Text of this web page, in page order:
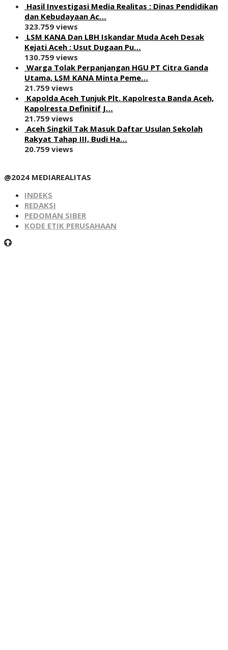
Hasil Investigasi Media Realitas : ‎Dinas Pendidikan
dan Kebudayaan Ac…
323.759 views
LSM KANA Dan LBH Iskandar Muda Aceh Desak
Kejati Aceh : Usut Dugaan Pu…
130.759 views
Warga Tolak Perpanjangan HGU PT Citra Ganda
Utama, LSM KANA Minta Peme…
21.759 views
Kapolda Aceh Tunjuk Plt. Kapolresta Banda Aceh,
Kapolresta Definitif J…
21.759 views
Aceh Singkil Tak Masuk Daftar Usulan Sekolah
Rakyat Tahap III, Budi Ha…
20.759 views
@2024 MEDIAREALITAS
INDEKS
REDAKSI
PEDOMAN SIBER
KODE ETIK PERUSAHAAN